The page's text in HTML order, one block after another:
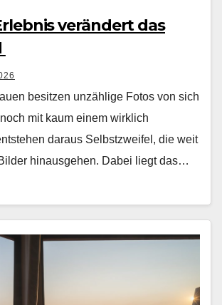
verändert das
besitzen unzäh­lige Fotos von sich
mit kaum einem wirk­lich
daraus Selb­stzweifel, die weit
hin­aus­ge­hen. Dabei liegt das…